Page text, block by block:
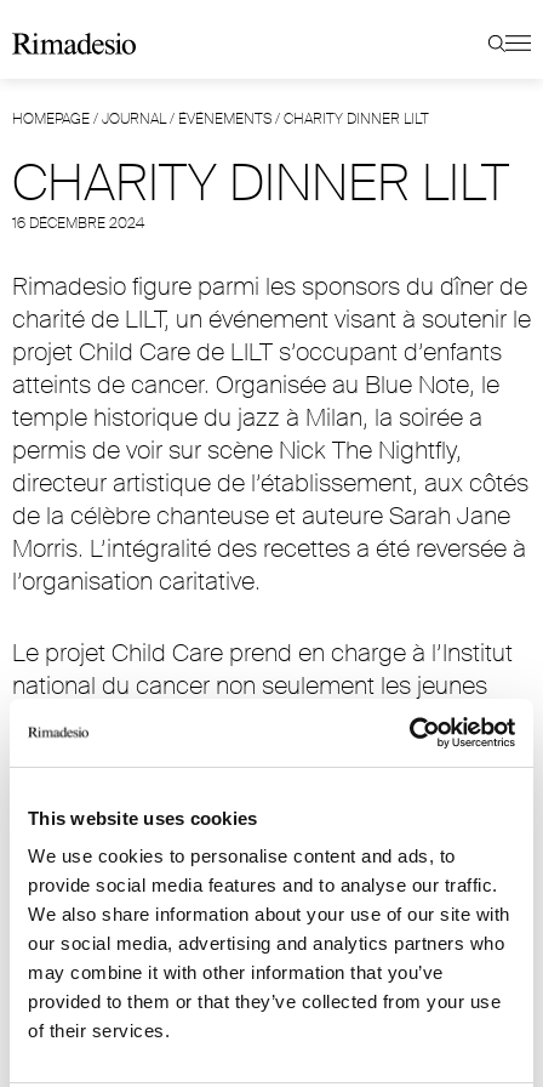
This website uses cookies
We use cookies to personalise content and ads, to
provide social media features and to analyse our traffic.
We also share information about your use of our site with
our social media, advertising and analytics partners who
may combine it with other information that you’ve
provided to them or that they’ve collected from your use
of their services.
HOMEPAGE/JOURNAL/ ÉVÉNEMENTS/CHARITY DINNER LILT
CHARITY DINNER LILT
16 DÉCEMBRE 2024
Rimadesio figure parmi les sponsors du dîner de
charité de LILT, un événement visant à soutenir le
projet Child Care de LILT s’occupant d’enfants
atteints de cancer. Organisée au Blue Note, le
temple historique du jazz à Milan, la soirée a
permis de voir sur scène Nick The Nightfly,
directeur artistique de l’établissement, aux côtés
de la célèbre chanteuse et auteure Sarah Jane
Morris. L’intégralité des recettes a été reversée à
l’organisation caritative.
Le projet Child Care prend en charge à l’Institut
national du cancer non seulement les jeunes
patients atteints de cancer entre 0 et 21 ans,
mais aussi leurs familles. Dès le diagnostic,
dans le parcours de soins, les accueille dans les
Case del Cuore (Maisons du Cœur) et met à leur
disposition un dentiste expert, des activités
récréatives et pédagogiques et une participation
aux frais.
Une fois le séjour à l’hôpital terminé, les familles
peuvent rentrer chez elles plus sereines, un